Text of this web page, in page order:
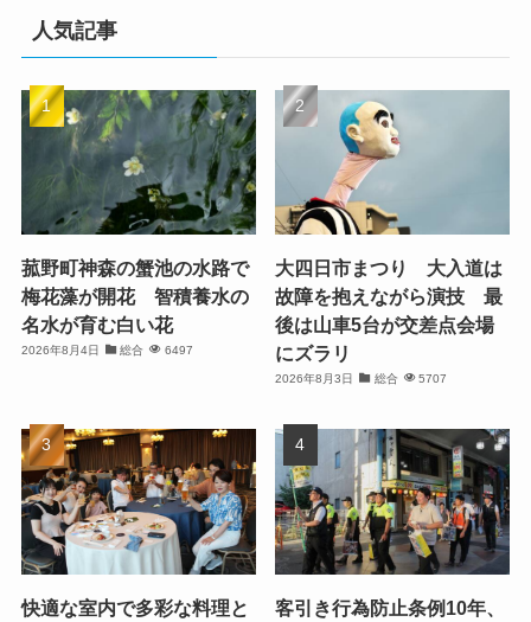
人気記事
菰野町神森の蟹池の水路で
梅花藻が開花 智積養水の
名水が育む白い花
2026年8月4日 総合 6497
大四日市まつり 大入道は
故障を抱えながら演技 最
後は山車5台が交差点会場
にズラリ
2026年8月3日 総合 5707
快適な室内で多彩な料理と
客引き行為防止条例10年、